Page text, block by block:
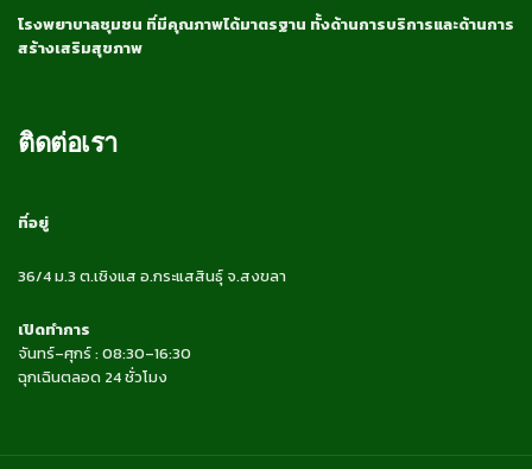
โรงพยาบาลชุมชน ที่มีคุณภาพได้มาตรฐาน ทั้งด้านการบริการและด้านการ
สร้างเสริมสุขภาพ
ติดต่อเรา
ที่อยู่
36/4 ม.3 ต.เชิงแส อ.กระแสสินธุ์ จ.สงขลา
เปิดทำการ
จันทร์–ศุกร์ : 08:30–16:30
ฉุกเฉินตลอด 24 ชั่วโมง